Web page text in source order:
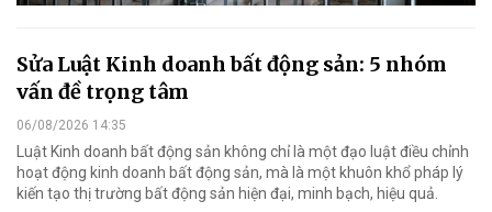
Sửa Luật Kinh doanh bất động sản: 5 nhóm
vấn đề trọng tâm
06/08/2026 14:35
Luật Kinh doanh bất động sản không chỉ là một đạo luật điều chỉnh
hoạt động kinh doanh bất động sản, mà là một khuôn khổ pháp lý
kiến tạo thị trường bất động sản hiện đại, minh bạch, hiệu quả.